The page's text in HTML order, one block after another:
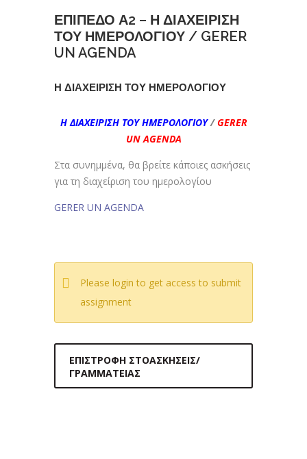
ΕΠΙΠΕΔΟ Α2 – Η ΔΙΑΧΕΙΡΙΣΗ
ΤΟΥ ΗΜΕΡΟΛΟΓΙΟΥ / GERER
UN AGENDA
Η ΔΙΑΧΕΙΡΙΣΗ ΤΟΥ ΗΜΕΡΟΛΟΓΙΟΥ
Η ΔΙΑΧΕΙΡΙΣΗ ΤΟΥ ΗΜΕΡΟΛΟΓΙΟΥ/GERER
UN AGENDA
Στα συνημμένα, θα βρείτε κάποιες ασκήσεις
για τη διαχείριση του ημερολογίου
GERER UN AGENDA
Please login to get access to submit
assignment
ΕΠΙΣΤΡΟΦΉ ΣΤΟΑΣΚΉΣΕΙΣ/
ΓΡΑΜΜΑΤΕΊΑΣ